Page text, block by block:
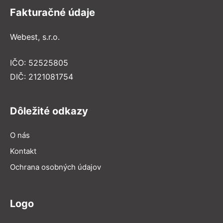
Fakturačné údaje
Webest, s.r.o.
IČO: 52525805
DIČ: 2121081754
Dôležité odkazy
O nás
Kontakt
Ochrana osobných údajov
Logo